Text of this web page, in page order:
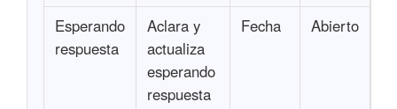
Esperando
respuesta
Aclara y
actualiza
esperando
respuesta
Fecha Abierto